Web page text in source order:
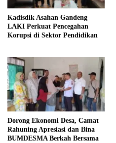
Kadisdik Asahan Gandeng
LAKI Perkuat Pencegahan
Korupsi di Sektor Pendidikan
Dorong Ekonomi Desa, Camat
Rahuning Apresiasi dan Bina
BUMDESMA Berkah Bersama